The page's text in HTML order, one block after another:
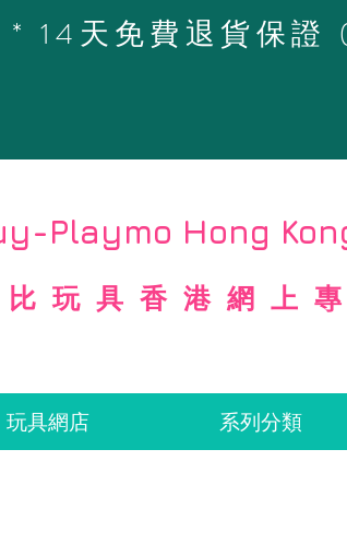
* 14天免費退貨保證
Playmo Hong
比玩具香港網上
玩具網店 系列分類